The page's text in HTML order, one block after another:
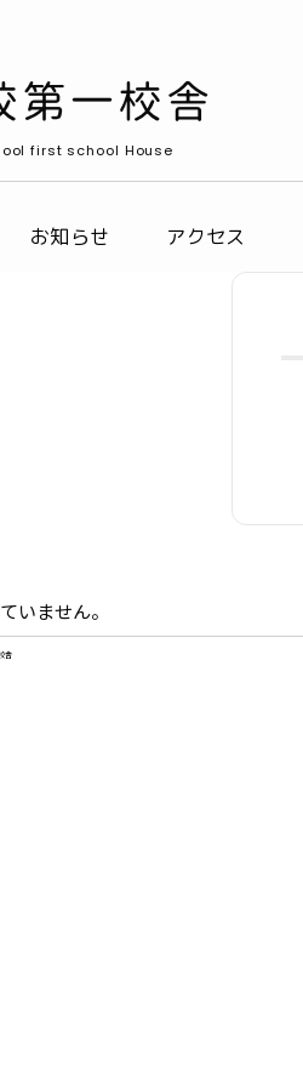
first school House
お知らせ アクセス
いません。
舎